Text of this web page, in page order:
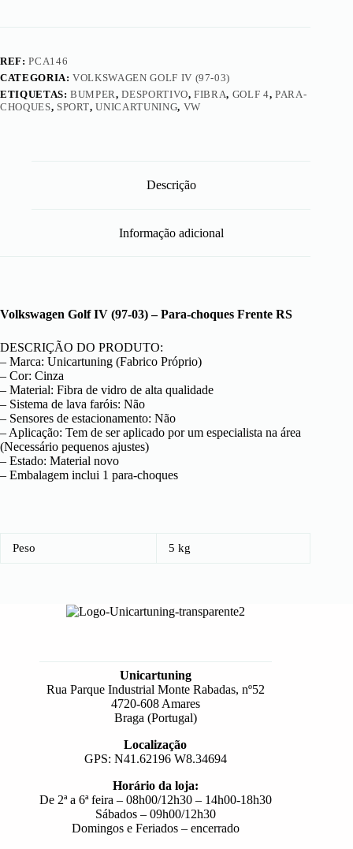
P
e
q
REF:PCA146
CATEGORIA:VOLKSWAGEN GOLF IV (97-03)
ETIQUETAS:BUMPER,DESPORTIVO,FIBRA, GOLF 4, PARA-
CHOQUES, SPORT,UNICARTUNING, VW
Descrição
Informação adicional
Volkswagen Golf IV (97-03) – Para-choques Frente RS
DESCRIÇÃO DO PRODUTO:
– Marca: Unicartuning (Fabrico Próprio)
– Cor: Cinza
– Material: Fibra de vidro de alta qualidade
– Sistema de lava faróis: Não
– Sensores de estacionamento: Não
– Aplicação: Tem de ser aplicado por um especialista na área
(Necessário pequenos ajustes)
– Estado: Material novo
– Embalagem inclui 1 para-choques
Peso 5 kg
Unicartuning
Rua Parque Industrial Monte Rabadas, nº52
4720-608 Amares
Braga (Portugal)
Localização
GPS: N41.62196 W8.34694
Horário da loja:
De 2ª a 6ª feira – 08h00/12h30 – 14h00-18h30
Sábados – 09h00/12h30
Domingos e Feriados – encerrado